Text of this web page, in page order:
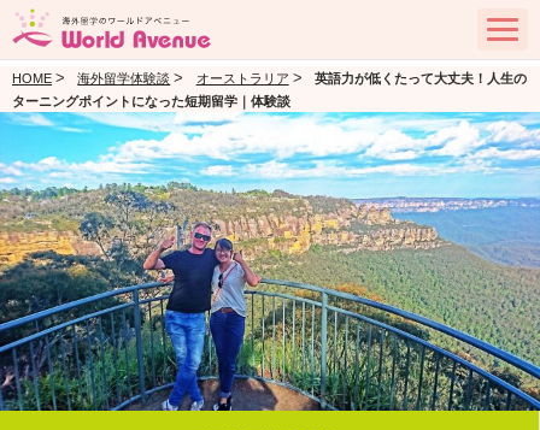
HOME > 海外留学体験談 > オーストラリア >
英語力が低くたって大丈夫！人生の
ターニングポイントになった短期留学｜体験談